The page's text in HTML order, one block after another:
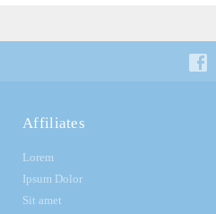
Affiliates
Lorem
Ipsum Dolor
Sit amet